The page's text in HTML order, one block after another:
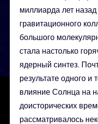
миллиарда лет назад
гравитационного
большого
стала настолько
ядерный синтез.
результате одного
влияние Солнца на
доисторических
рассматривалось